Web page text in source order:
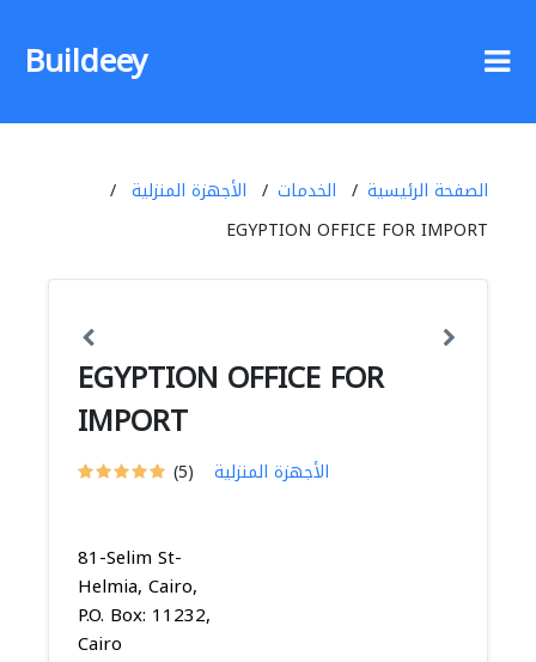
Buildeey
الصفحة الرئيسية الخدمات
الأجهزة المنزلية
EGYPTION OFFICE FOR IMPORT
EGYPTION OFFICE FOR
IMPORT
(5) الأجهزة المنزلية
81-Selim St-
Helmia, Cairo,
P.O. Box: 11232,
Cairo